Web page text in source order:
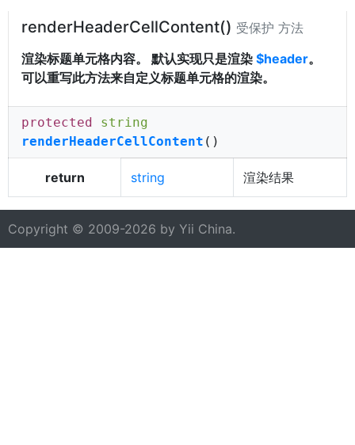
renderHeaderCellContent() 受保护 方法
渲染标题单元格内容。 默认实现只是渲染 $header。
可以重写此方法来自定义标题单元格的渲染。
protected
string
renderHeaderCellContent ()
return string 渲染结果
Copyright © 2009-2026 by Yii China.